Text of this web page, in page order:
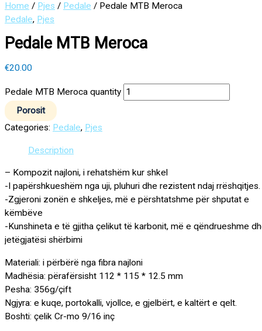
Home / Pjes / Pedale / Pedale MTB Meroca
Pedale, Pjes
Pedale MTB Meroca
€20.00
Pedale MTB Meroca quantity
Porosit
Categories: Pedale, Pjes
Description
– Kompozit najloni, i rehatshëm kur shkel
-I papërshkueshëm nga uji, pluhuri dhe rezistent ndaj rrëshqitjes.
-Zgjeroni zonën e shkeljes, më e përshtatshme për shputat e
këmbëve
-Kunshineta e të gjitha çelikut të karbonit, më e qëndrueshme
jetëgjatësi shërbimi
Materiali: i përbërë nga fibra najloni
Madhësia: përafërsisht 112 * 115 * 12.5 mm
Pesha: 356g/çift
Ngjyra: e kuqe, portokalli, vjollce, e gjelbërt, e kaltërt e qelt.
Boshti: çelik Cr-mo 9/16 inç